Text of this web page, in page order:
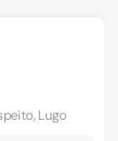
Lugo